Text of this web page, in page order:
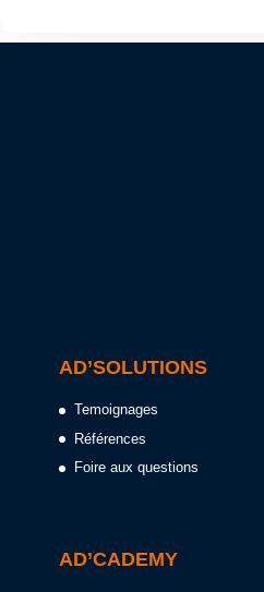
AD’SOLUTIONS
Temoignages
Références
Foire aux questions
AD’CADEMY